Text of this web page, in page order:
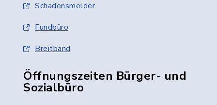
Schadensmelder
Fundbüro
Breitband
Öffnungszeiten Bürger- und
Sozialbüro